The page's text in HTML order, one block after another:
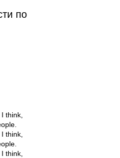
по
think,
think,
think,